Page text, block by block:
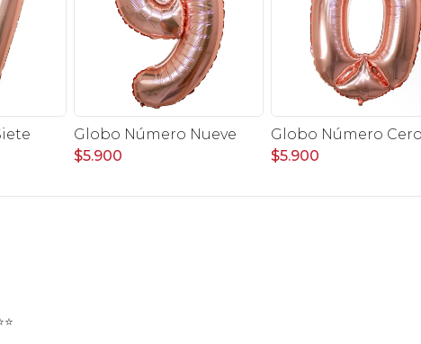
Globo Número Nueve
$5.900
Globo Número Cero
$5.900